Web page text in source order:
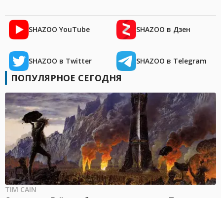
SHAZOO YouTube SHAZOO в Дзен
SHAZOO в Twitter SHAZOO в Telegram
ПОПУЛЯРНОЕ СЕГОДНЯ
TIM CAIN